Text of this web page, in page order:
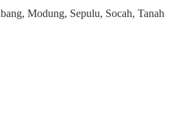
Modung, Sepulu, Socah, Tanah